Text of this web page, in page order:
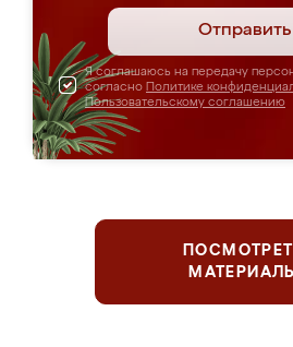
Отправить
Я соглашаюсь на передачу
согласно Политике
Пользовательскому соглашению
МАТЕРИАЛЫ